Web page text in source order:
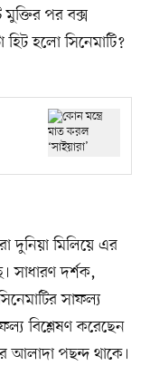
পর বক্স
হলো সিনেমাটি?
দুনিয়া মিলিয়ে এর
সাধারণ দর্শক,
সাফল্য
বিশ্লেষণ করেছেন
আলাদা পছন্দ থাকে।